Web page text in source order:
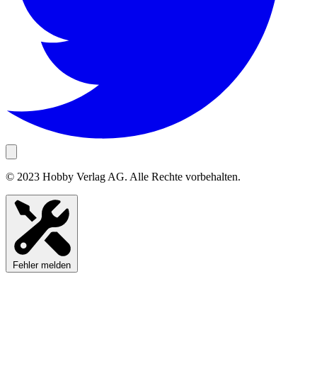
© 2023 Hobby Verlag AG. Alle Rechte vorbehalten.
Fehler melden